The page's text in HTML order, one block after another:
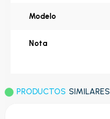
Modelo
Nota
PRODUCTOS SIMILARES